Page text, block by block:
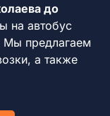
до
на автобус
Мы предлагаем
а также